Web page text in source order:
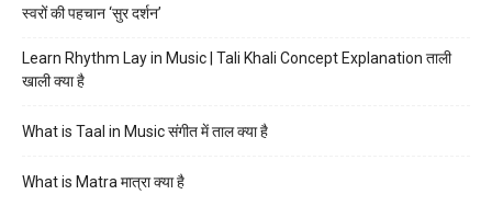
स्वरों की पहचान ‘सुर दर्शन’
Learn Rhythm Lay in Music | Tali Khali Concept Explanation ताली
खाली क्या है
What is Taal in Music संगीत में ताल क्या है
What is Matra मात्रा क्या है